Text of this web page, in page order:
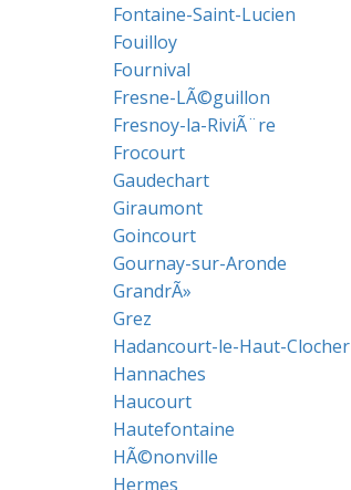
Fontaine-Saint-Lucien
Fouilloy
Fournival
Fresne-LÃ©guillon
Fresnoy-la-RiviÃ¨re
Frocourt
Gaudechart
Giraumont
Goincourt
Gournay-sur-Aronde
GrandrÃ»
Grez
Hadancourt-le-Haut-Clocher
Hannaches
Haucourt
Hautefontaine
HÃ©nonville
Hermes